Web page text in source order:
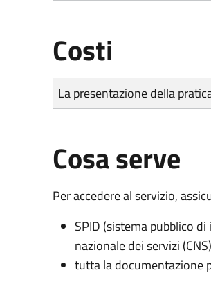
Costi
Tipo di pagamento
Importo
La presentazione della
Cosa serve
Per accedere al servizio,
SPID (sistema pubblico
nazionale dei servizi (CNS)
tutta la documentazione